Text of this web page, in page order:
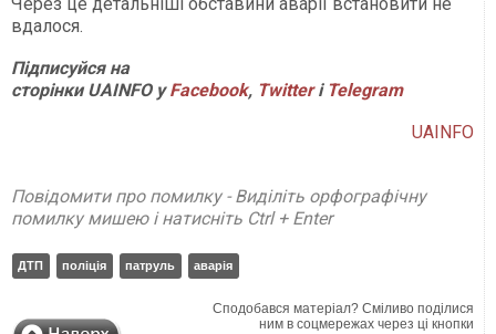
вдалося.
Підписуйся на
сторінки UAINFO уFacebook, Twitter і Telegram
UAINFO
Повідомити про помилку - Виділіть орфографічну
помилку мишею і натисніть Ctrl + Enter
ДТП поліція патруль аварія
Сподобався матеріал? Сміливо поділися
ним в соцмережах через ці кнопки